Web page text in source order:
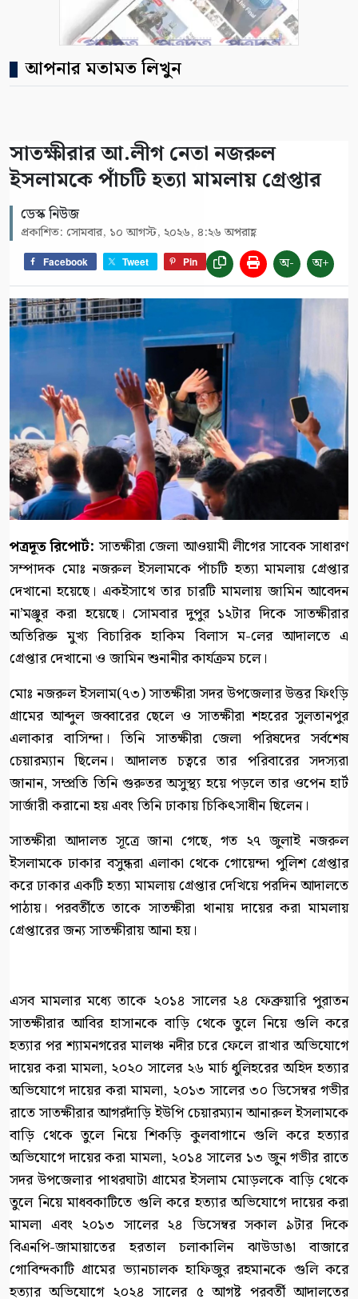
আপনার মতামত লিখুন
সাতক্ষীরার আ.লীগ নেতা নজরুল
ইসলামকে পাঁচটি হত্যা মামলায় গ্রেপ্তার
ডেস্ক নিউজ
প্রকাশিত: সোমবার, ১০ আগস্ট, ২০২৬, ৪:২৬ অপরাহ্ণ
Facebook Tweet Pin অ- অ+
পত্রদূত রিপোর্ট: সাতক্ষীরা জেলা আওয়ামী লীগের সাবেক সাধারণ
সম্পাদক মোঃ নজরুল ইসলামকে পাঁচটি হত্যা মামলায় গ্রেপ্তার
দেখানো হয়েছে। একইসাথে তার চারটি মামলায় জামিন আবেদন
না’মঞ্জুর করা হয়েছে। সোমবার দুপুর ১২টার দিকে সাতক্ষীরার
অতিরিক্ত মুখ্য বিচারিক হাকিম বিলাস ম-লের আদালতে এ
গ্রেপ্তার দেখানো ও জামিন শুনানীর কার্যক্রম চলে।
মোঃ নজরুল ইসলাম(৭৩) সাতক্ষীরা সদর উপজেলার উত্তর ফিংড়ি
গ্রামের আব্দুল জব্বারের ছেলে ও সাতক্ষীরা শহরের সুলতানপুর
এলাকার বাসিন্দা। তিনি সাতক্ষীরা জেলা পরিষদের সর্বশেষ
চেয়ারম্যান ছিলেন। আদালত চত্বরে তার পরিবারের সদস্যরা
জানান, সম্প্রতি তিনি গুরুতর অসুস্থ্য হয়ে পড়লে তার ওপেন হার্ট
সার্জারী করানো হয় এবং তিনি ঢাকায় চিকিৎসাধীন ছিলেন।
সাতক্ষীরা আদালত সূত্রে জানা গেছে, গত ২৭ জুলাই নজরুল
ইসলামকে ঢাকার বসুন্ধরা এলাকা থেকে গোয়েন্দা পুলিশ গ্রেপ্তার
করে ঢাকার একটি হত্যা মামলায় গ্রেপ্তার দেখিয়ে পরদিন আদালতে
পাঠায়। পরবর্তীতে তাকে সাতক্ষীরা থানায় দায়ের করা মামলায়
গ্রেপ্তারের জন্য সাতক্ষীরায় আনা হয়।
এসব মামলার মধ্যে তাকে ২০১৪ সালের ২৪ ফেব্রুয়ারি পুরাতন
সাতক্ষীরার আবির হাসানকে বাড়ি থেকে তুলে নিয়ে গুলি করে
হত্যার পর শ্যামনগরের মালঞ্চ নদীর চরে ফেলে রাখার অভিযোগে
দায়ের করা মামলা, ২০২০ সালের ২৬ মার্চ ধুলিহরের অহিদ হত্যার
অভিযোগে দায়ের করা মামলা, ২০১৩ সালের ৩০ ডিসেম্বর গভীর
রাতে সাতক্ষীরার আগরদাঁড়ি ইউপি চেয়ারম্যান আনারুল ইসলামকে
বাড়ি থেকে তুলে নিয়ে শিকড়ি কুলবাগানে গুলি করে হত্যার
অভিযোগে দায়ের করা মামলা, ২০১৪ সালের ১৩ জুন গভীর রাতে
সদর উপজেলার পাথরঘাটা গ্রামের ইসলাম মোড়লকে বাড়ি থেকে
তুলে নিয়ে মাধবকাটিতে গুলি করে হত্যার অভিযোগে দায়ের করা
মামলা এবং ২০১৩ সালের ২৪ ডিসেম্বর সকাল ৯টার দিকে
বিএনপি-জামায়াতের হরতাল চলাকালিন ঝাউডাঙা বাজারে
গোবিন্দকাটি গ্রামের ভ্যানচালক হাফিজুর রহমানকে গুলি করে
হত্যার অভিযোগে ২০২৪ সালের ৫ আগষ্ট পরবর্তী আদালতের